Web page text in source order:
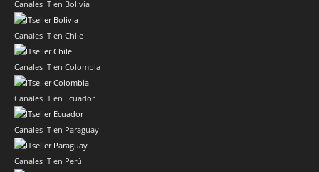
Canales IT en Bolivia
Canales IT en Chile
Canales IT en Colombia
Canales IT en Ecuador
Canales IT en Paraguay
Canales IT en Perú